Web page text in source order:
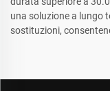
una soluzione a lungo
sostituzioni,